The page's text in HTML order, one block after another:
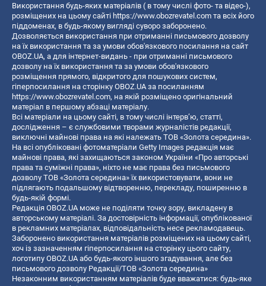
Використання будь-яких матеріалів ( в тому числі фото- та відео-),
розміщених на цьому сайті https://www.obozrevatel.com та всіх його
піддоменах, в будь-якому вигляді суворо заборонено.
Дозволяється використання при отриманні письмового дозволу
на їх використання та за умови обов'язкового посилання на сайт
OBOZ.UA, а для інтернет-видань - при отриманні письмового
дозволу на їх використання та за умови обов'язкового
розміщення прямого, відкритого для пошукових систем,
гіперпосилання на сторінку OBOZ.UA за посиланням
https://www.obozrevatel.com, на якій розміщено оригінальний
матеріал в першому абзаці матеріалу.
Всі матеріали на цьому сайті, в тому числі інтерв’ю, статті,
дослідження – є службовими творами журналістів редакції,
виключні майнові права на які належать ТОВ «Золота середина».
На всі опубліковані фотоматеріали Getty Images редакція має
майнові права, які захищаються законом України «Про авторські
права та суміжні права», ніхто не має права без письмового
дозволу ТОВ «Золота середина» їх використовувати, вони не
підлягають подальшому відтворенню, перекладу, поширенню в
будь-якій формі.
Редакція OBOZ.UA може не поділяти точку зору, викладену в
авторському матеріалі. За достовірність інформації, опублікованої
в рекламних матеріалах, відповідальність несе рекламодавець.
Заборонено використання матеріалів розміщених на цьому сайті,
хоч із зазначенням гіперпосилання на сторінку цього сайту,
логотипу OBOZ.UA або будь-якого іншого згадування, але без
письмового дозволу Редакції/ТОВ «Золота середина»
Незаконним використанням матеріалів буде вважатися: будь-яке